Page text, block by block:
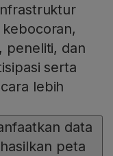
peneliti, dan
serta
lebih
data
peta